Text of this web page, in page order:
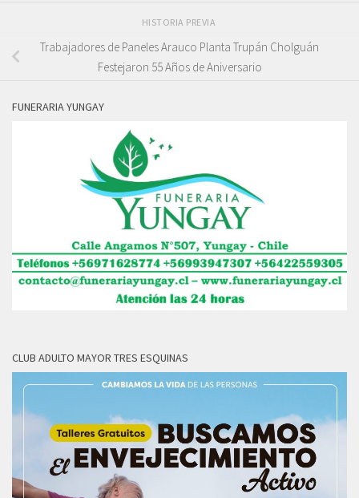
HISTORIA PREVIA
Trabajadores de Paneles Arauco Planta Trupán Cholguán
Festejaron 55 Años de Aniversario
FUNERARIA YUNGAY
CLUB ADULTO MAYOR TRES ESQUINAS